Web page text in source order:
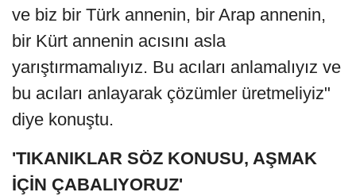
ve biz bir Türk annenin, bir Arap annenin,
bir Kürt annenin acısını asla
yarıştırmamalıyız. Bu acıları anlamalıyız ve
bu acıları anlayarak çözümler üretmeliyiz"
diye konuştu.
'TIKANIKLAR SÖZ KONUSU, AŞMAK
İÇİN ÇABALIYORUZ'